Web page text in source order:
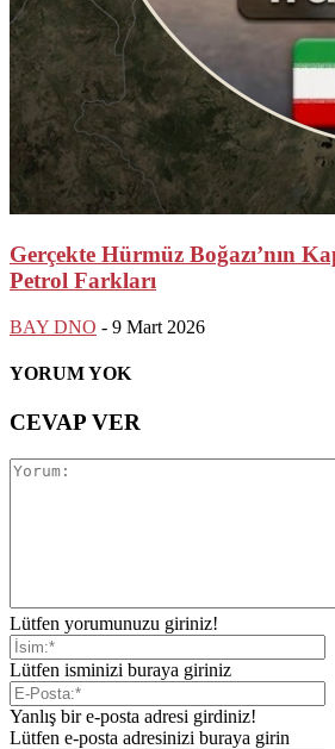
Gerçekte Hürmüz Boğazı’nın
Petrol Farkları
BAY DNO - 9 Mart 2026
YORUM YOK
CEVAP VER
Lütfen yorumunuzu giriniz!
Lütfen isminizi buraya giriniz
Yanlış bir e-posta adresi girdiniz!
Lütfen e-posta adresinizi buraya girin